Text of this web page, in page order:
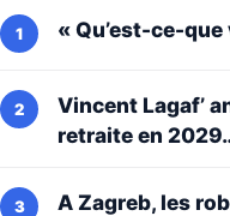
« Qu’est-ce-
Vincent Lagaf’
retraite en
A Zagreb, les